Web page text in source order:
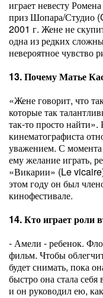
играет невесту
приз Шопара/Студио
2001 г. Жене не
одна из редких
невероятное чувство
13. Почему Матье
«Жене говорит, что
которые так
так-то просто найти».
кинематографиста
уважением. С
ему желание играть,
«Викарии» (Le
этом году он был
кинофестивале.
14. Кто играет роли
- Амели - ребенок.
фильм. Чтобы
будет снимать, пока
быстро она стала
и он руководил ею,